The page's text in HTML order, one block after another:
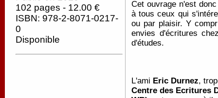
102 pages - 12.00 €
ISBN: 978-2-8071-0217-
0
Disponible
Cet ouvrage n'est
à tous ceux qui
ou par plaisir. Y
envies d'écritures
d'études.
L'ami Eric Durnez,
Centre des Ecritures